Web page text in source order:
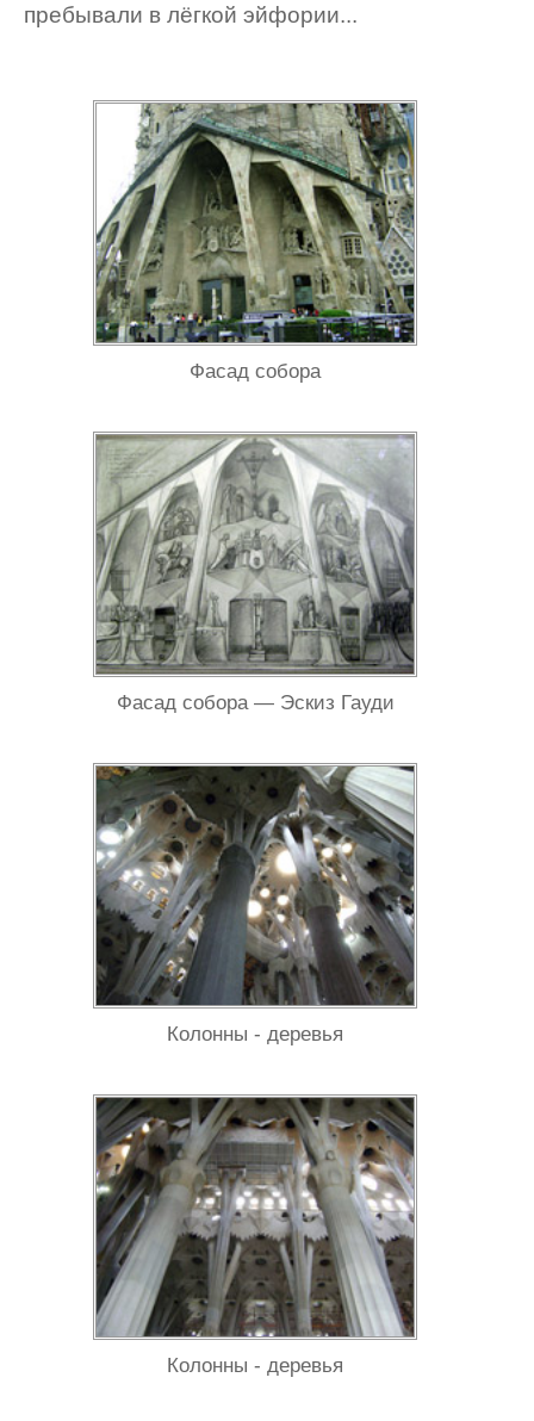
пребывали в лёгкой эйфории...
Фасад собора
Фасад собора — Эскиз Гауди
Колонны - деревья
Колонны - деревья